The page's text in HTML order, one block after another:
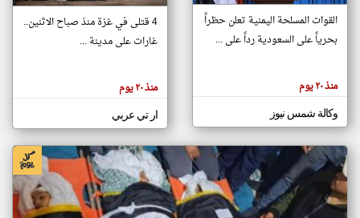
مصادر الأخبار من فلسطين
اخبار فلسطين على مدار الساعة
أهم اخبار فلسطين العاجلة والمباشرة
المقالات
الموجوده
هنا عن
وجهة
نظر
كاتبيها.
القوات المسلحة اليمنية تعلن حظراً
بحرياً على السعودية رداً على ...
منذ ٢٠ يوم
وكالة شمس نيوز
4 قتلى في غزة منذ صباح الاثنين..
غارات على مدينة ...
منذ ٢٠ يوم
ار تي عربي
klyoum.com